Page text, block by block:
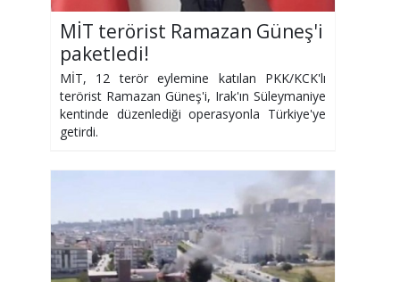
MİT terörist Ramazan Güneş'i
paketledi!
MİT, 12 terör eylemine katılan PKK/KCK'lı
terörist Ramazan Güneş'i, Irak'ın Süleymaniye
kentinde düzenlediği operasyonla Türkiye'ye
getirdi.